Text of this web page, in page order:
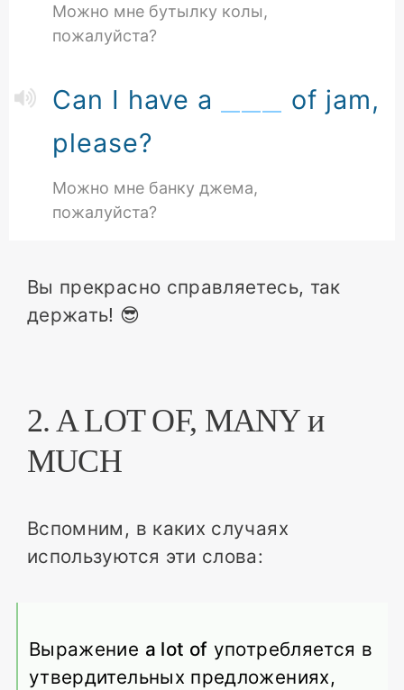
Можно мне бутылку колы,
пожалуйста?
Can I have a
of jam,
please?
Можно мне банку джема,
пожалуйста?
Вы прекрасно справляетесь, так
держать! 😎
2. A LOT OF, MANY и
MUCH
Вспомним, в каких случаях
используются эти слова:
Выражение a lot of употребляется в
утвердительных предложениях,